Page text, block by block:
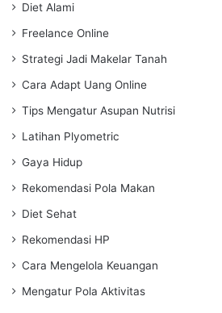
Diet Alami
Freelance Online
Strategi Jadi Makelar Tanah
Cara Adapt Uang Online
Tips Mengatur Asupan Nutrisi
Latihan Plyometric
Gaya Hidup
Rekomendasi Pola Makan
Diet Sehat
Rekomendasi HP
Cara Mengelola Keuangan
Mengatur Pola Aktivitas